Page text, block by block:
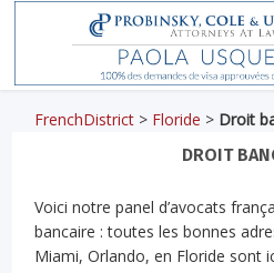
FrenchDistrict > Floride > Droit
DROIT
Voici notre panel d’avocats
bancaire : toutes les bonnes
Miami, Orlando, en Floride sont